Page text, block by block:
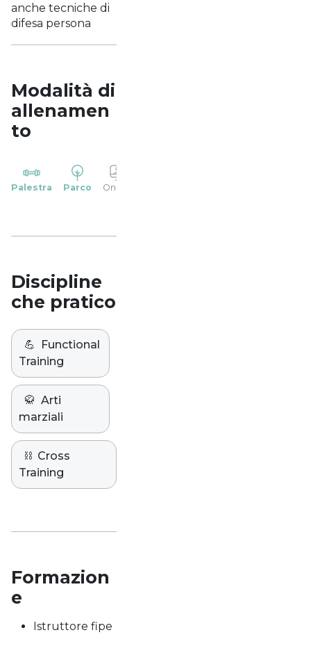
anche tecniche di
difesa persona
Modalità di
allenamen
to
Palestra Parco Online
Discipline
che pratico
💪
Functional
Training
🥋 Arti
marziali
⛓️ Cross
Training
Formazion
e
Istruttore fipe